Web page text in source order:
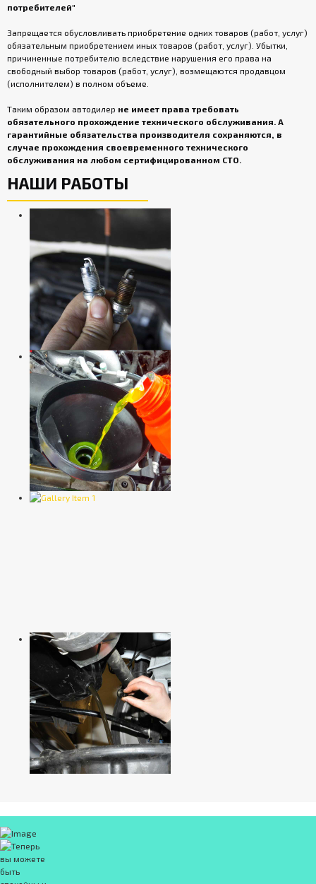
потребителей"
Запрещается обусловливать приобретение одних товаров (работ, услуг)
обязательным приобретением иных товаров (работ, услуг). Убытки,
причиненные потребителю вследствие нарушения его права на
свободный выбор товаров (работ, услуг), возмещаются продавцом
(исполнителем) в полном объеме.
Таким образом автодилер не имеет права требовать
обязательного прохождение технического обслуживания. А
гарантийные обязательства производителя сохраняются, в
случае прохождения своевременного технического
обслуживания на любом сертифицированном СТО.
НАШИ РАБОТЫ